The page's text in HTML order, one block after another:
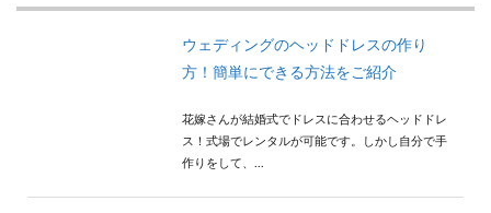
ウェディングのヘッドドレスの作り
方！簡単にできる方法をご紹介
花嫁さんが結婚式でドレスに合わせるヘッドドレ
ス！式場でレンタルが可能です。しかし自分で手
作りをして、...